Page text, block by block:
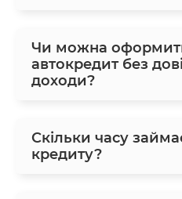
Чи можна
автокредит без
доходи?
Скільки часу
кредиту?